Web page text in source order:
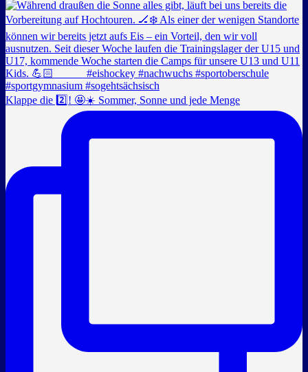
Klappe die 2️⃣! 🤩☀️ Sommer, Sonne und jede Menge